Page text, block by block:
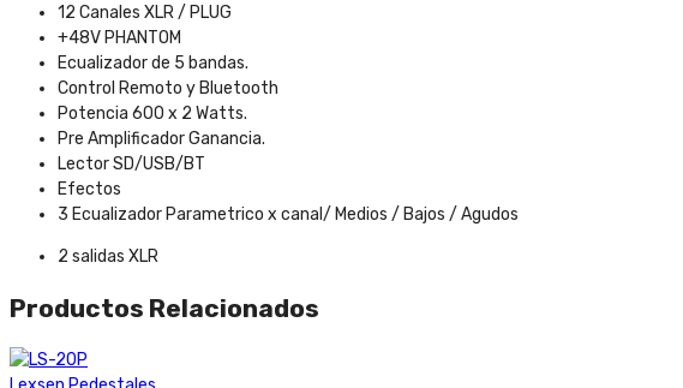
12 Canales XLR / PLUG
+48V PHANTOM
Ecualizador de 5 bandas.
Control Remoto y Bluetooth
Potencia 600 x 2 Watts.
Pre Amplificador Ganancia.
Lector SD/USB/BT
Efectos
3 Ecualizador Parametrico x canal/ Medios / Bajos / Agudos
2 salidas XLR
Productos Relacionados